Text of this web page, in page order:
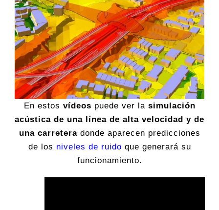
En estos vídeos puede ver la simulación
acústica de una línea de alta velocidad y de
una carreteradonde aparecen predicciones
de los niveles de ruido que generará su
funcionamiento.